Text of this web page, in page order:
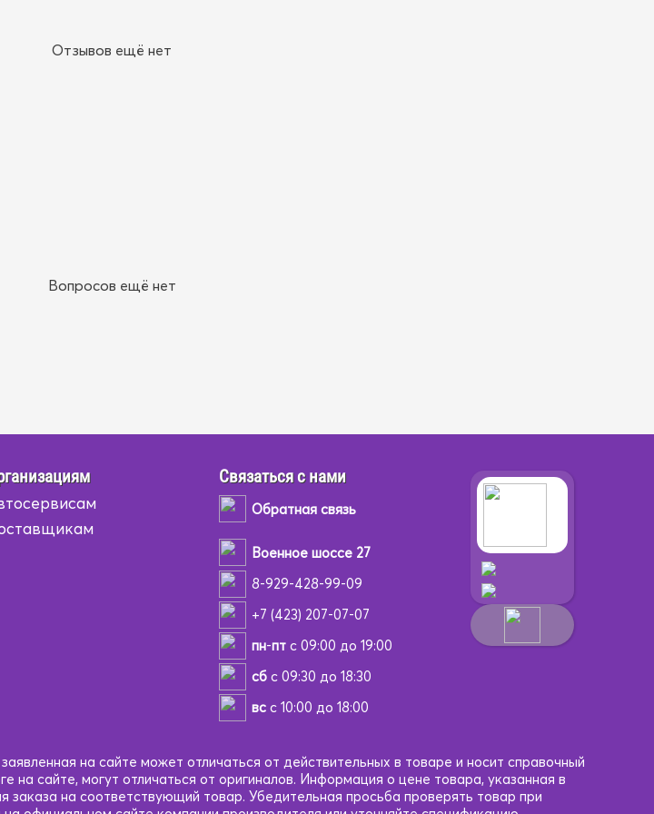
Отзывов ещё нет
Вопросов ещё нет
Связаться с нами
Обратная связь
Военное шоссе 27
8-929-428-99-09
+7 (423) 207-07-07
пн-птс 09:00 до 19:00
сбс 09:30 до 18:30
всс 10:00 до 18:00
на сайте может отличаться от действительных в товаре и носит справочный
сайте, могут отличаться от оригиналов. Информация о цене товара, указанная в
на соответствующий товар. Убедительная просьба проверять товар при